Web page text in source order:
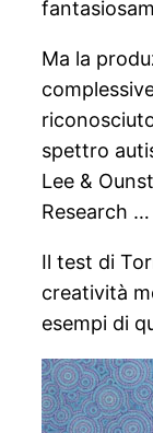
Ma la
spettro
Lee &
Research …
Il test di
creatività
esempi di